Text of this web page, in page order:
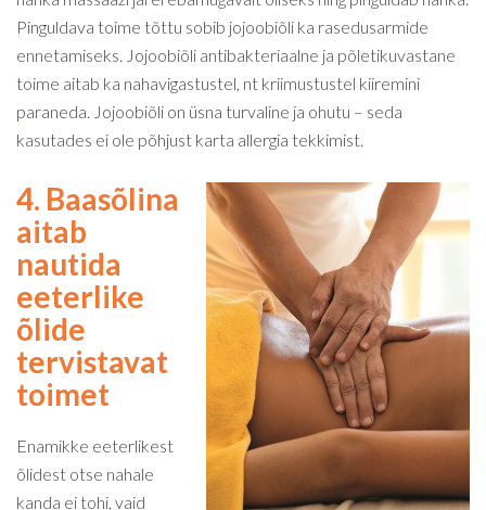
Pinguldava toime tõttu sobib jojoobiõli ka rasedusarmide
ennetamiseks. Jojoobiõli antibakteriaalne ja põletikuvastane
toime aitab ka nahavigastustel, nt kriimustustel kiiremini
paraneda. Jojoobiõli on üsna turvaline ja ohutu – seda
kasutades ei ole põhjust karta allergia tekkimist.
4. Baasõlina
aitab
nautida
eeterlike
õlide
tervistavat
toimet
Enamikke eeterlikest
õlidest otse nahale
kanda ei tohi, vaid